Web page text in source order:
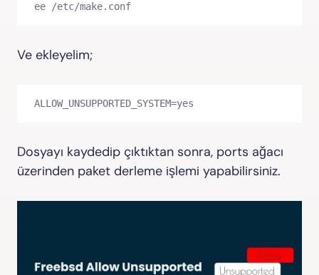
ee /etc/make.conf
Ve ekleyelim;
ALLOW_UNSUPPORTED_SYSTEM=yes
Dosyayı kaydedip çıktıktan sonra, ports ağacı
üzerinden paket derleme işlemi yapabilirsiniz.